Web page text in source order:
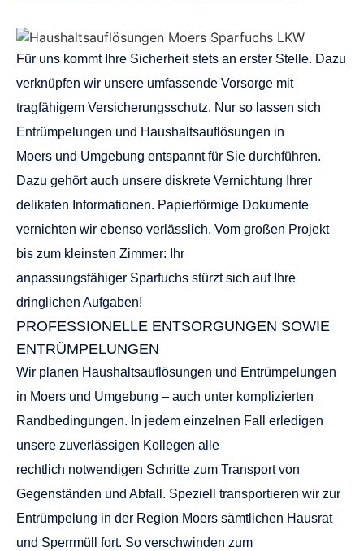
Für uns kommt Ihre Sicherheit stets an erster Stelle. Dazu
verknüpfen wir unsere umfassende Vorsorge mit
tragfähigem Versicherungsschutz. Nur so lassen sich
Entrümpelungen und Haushaltsauflösungen in
Moers und Umgebung entspannt für Sie durchführen.
Dazu gehört auch unsere diskrete Vernichtung Ihrer
delikaten Informationen. Papierförmige Dokumente
vernichten wir ebenso verlässlich. Vom großen Projekt
bis zum kleinsten Zimmer: Ihr
anpassungsfähiger Sparfuchs stürzt sich auf Ihre
dringlichen Aufgaben!
PROFESSIONELLE ENTSORGUNGEN SOWIE
ENTRÜMPELUNGEN
Wir planen Haushaltsauflösungen und Entrümpelungen
in Moers und Umgebung – auch unter komplizierten
Randbedingungen. In jedem einzelnen Fall erledigen
unsere zuverlässigen Kollegen alle
rechtlich notwendigen Schritte zum Transport von
Gegenständen und Abfall. Speziell transportieren wir zur
Entrümpelung in der Region Moers sämtlichen Hausrat
und Sperrmüll fort. So verschwinden zum